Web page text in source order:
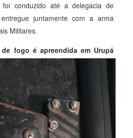
foi conduzido até a delegacia de
juntamente com a arma
Militares.
de fogo é apreendida em Urupá